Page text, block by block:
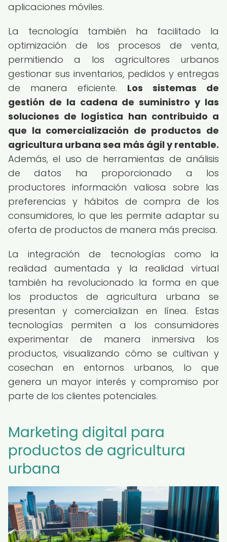
aplicaciones móviles.
La tecnología también ha facilitado la
optimización de los procesos de venta,
permitiendo a los agricultores urbanos
gestionar sus inventarios, pedidos y entregas
de manera eficiente. Los sistemas de
gestión de la cadena de suministro y las
soluciones de logística han contribuido a
que la comercialización de productos de
agricultura urbana sea más ágil y rentable.
Además, el uso de herramientas de análisis
de datos ha proporcionado a los
productores información valiosa sobre las
preferencias y hábitos de compra de los
consumidores, lo que les permite adaptar su
oferta de productos de manera más precisa.
La integración de tecnologías como la
realidad aumentada y la realidad virtual
también ha revolucionado la forma en que
los productos de agricultura urbana se
presentan y comercializan en línea. Estas
tecnologías permiten a los consumidores
experimentar de manera inmersiva los
productos, visualizando cómo se cultivan y
cosechan en entornos urbanos, lo que
genera un mayor interés y compromiso por
parte de los clientes potenciales.
Marketing digital para
productos de agricultura
urbana